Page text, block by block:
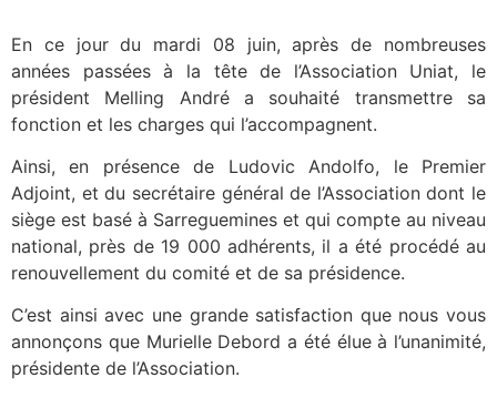
En ce jour du mardi 08 juin, après de nombreuses
années passées à la tête de l’Association Uniat, le
président Melling André a souhaité transmettre sa
fonction et les charges qui l’accompagnent.
Ainsi, en présence de Ludovic Andolfo, le Premier
Adjoint, et du secrétaire général de l’Association dont le
siège est basé à Sarreguemines et qui compte au niveau
national, près de 19 000 adhérents, il a été procédé au
renouvellement du comité et de sa présidence.
C’est ainsi avec une grande satisfaction que nous vous
annonçons que Murielle Debord a été élue à l’unanimité,
présidente de l’Association.